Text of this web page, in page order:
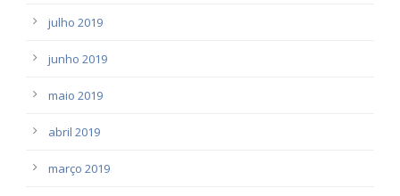
julho 2019
junho 2019
maio 2019
abril 2019
março 2019